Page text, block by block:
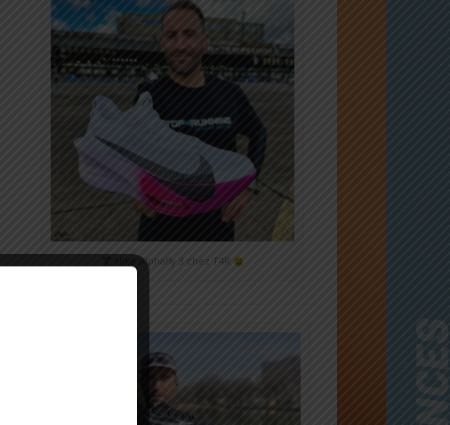
Nike Alphafly 3 chez T4R